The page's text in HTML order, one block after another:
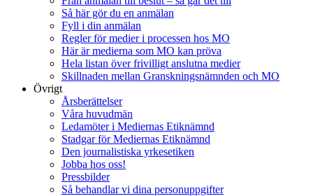
Så här gör du en anmälan
Fyll i din anmälan
Regler för medier i processen hos MO
Här är medierna som MO kan pröva
Hela listan över frivilligt anslutna medier
Skillnaden mellan Granskningsnämnden och MO
Övrigt
Årsberättelser
Våra huvudmän
Ledamöter i Mediernas Etiknämnd
Stadgar för Mediernas Etiknämnd
Den journalistiska yrkesetiken
Jobba hos oss!
Pressbilder
Så behandlar vi dina personuppgifter